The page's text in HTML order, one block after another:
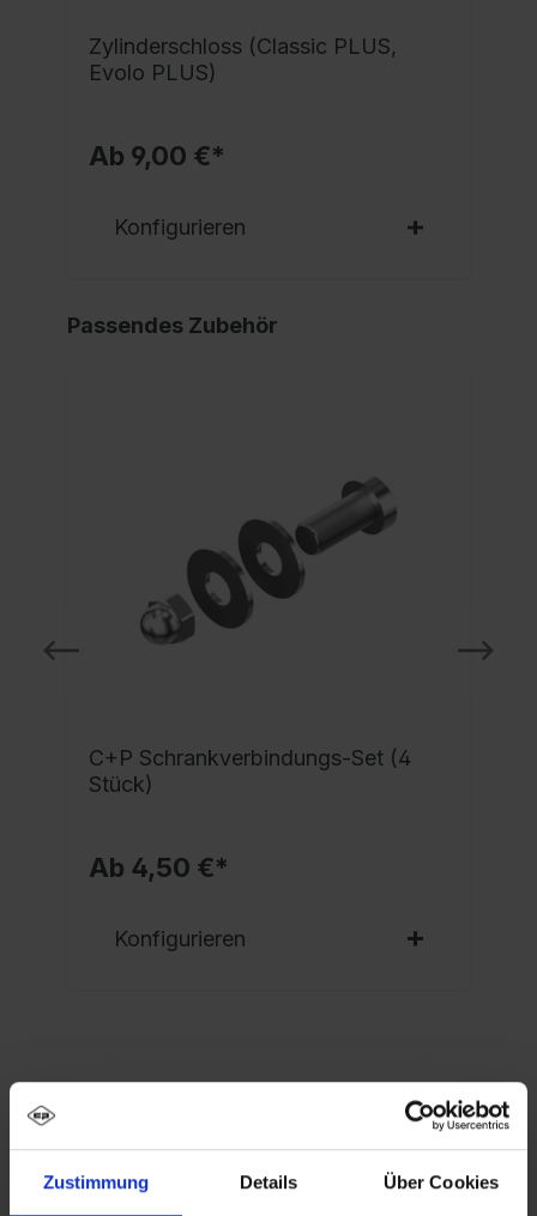
Zustimmung Details Über Cookies
Zylinderschloss (Classic PLUS,
Evolo PLUS)
Ab 9,00 €*
Konfigurieren
Passendes Zubehör
C+P Schrankverbindungs-Set (4
Stück)
Ab 4,50 €*
Konfigurieren
Spind Evolo PLUS, 1 Abteil, Abteilbreite 400 mm,